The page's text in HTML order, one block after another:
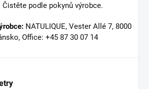
podle pokynů výrobce.
NATULIQUE, Vester Allé 7, 8000
Office: +45 87 30 07 14